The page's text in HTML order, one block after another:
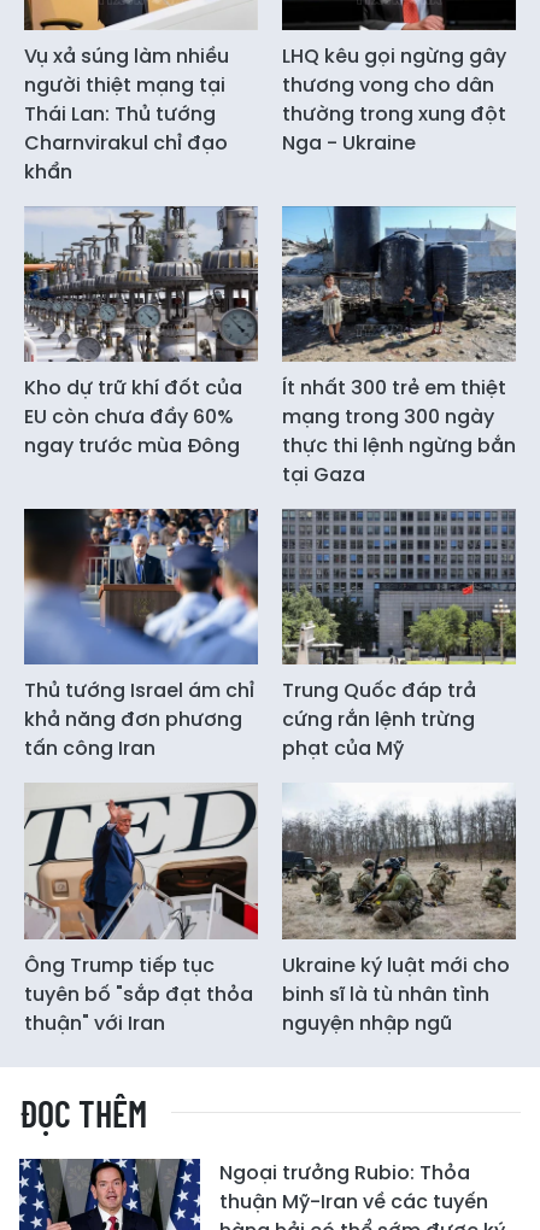
Vụ xả súng làm nhiều
người thiệt mạng tại
Thái Lan: Thủ tướng
Charnvirakul chỉ đạo
khẩn
LHQ kêu gọi ngừng gây
thương vong cho dân
thường trong xung đột
Nga - Ukraine
Kho dự trữ khí đốt của
EU còn chưa đầy 60%
ngay trước mùa Đông
Ít nhất 300 trẻ em thiệt
mạng trong 300 ngày
thực thi lệnh ngừng bắn
tại Gaza
Thủ tướng Israel ám chỉ
khả năng đơn phương
tấn công Iran
Trung Quốc đáp trả
cứng rắn lệnh trừng
phạt của Mỹ
Ông Trump tiếp tục
tuyên bố "sắp đạt thỏa
thuận" với Iran
Ukraine ký luật mới cho
binh sĩ là tù nhân tình
nguyện nhập ngũ
ĐỌC THÊM
Ngoại trưởng Rubio: Thỏa
thuận Mỹ-Iran về các tuyến